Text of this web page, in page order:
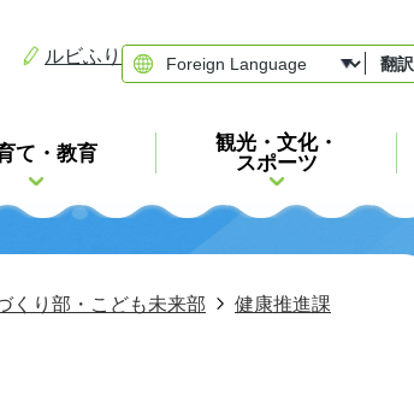
ルビふり 翻訳
て・教育
観光・文化・
スポーツ
くり部・こども未来部
健康推進課